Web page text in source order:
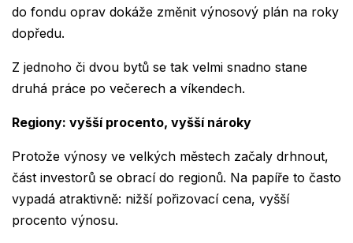
do fondu oprav dokáže změnit výnosový plán na roky
dopředu.
Z jednoho či dvou bytů se tak velmi snadno stane
druhá práce po večerech a víkendech.
Regiony: vyšší procento, vyšší nároky
Protože výnosy ve velkých městech začaly drhnout,
část investorů se obrací do regionů. Na papíře to často
vypadá atraktivně: nižší pořizovací cena, vyšší
procento výnosu.